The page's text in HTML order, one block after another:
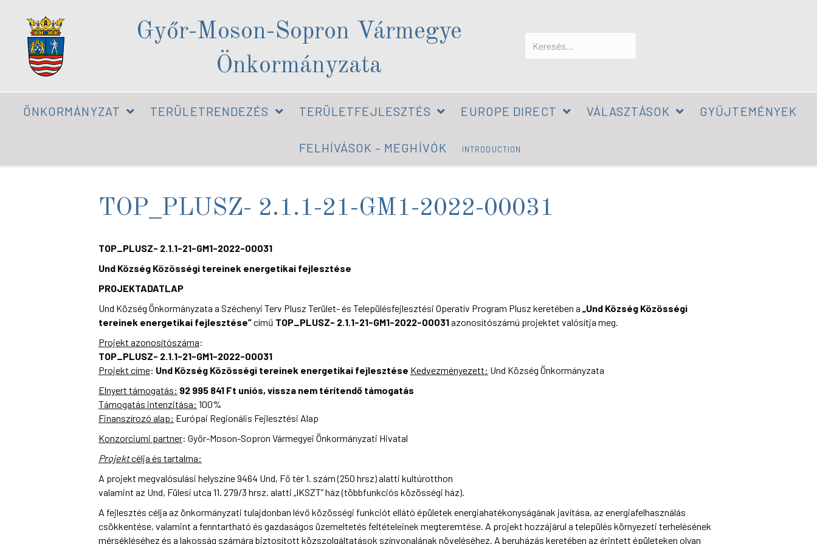
Győr-Moson-Sopron Vármegye
Önkormányzata
ÖNKORMÁNYZAT TERÜLETRENDEZÉS TERÜLETFEJLESZTÉS EUROPE DIRECT VÁLASZTÁSOK GYŰJTEMÉNYEK
FELHÍVÁSOK – MEGHÍVÓK INTRODUCTION
TOP_PLUSZ- 2.1.1-21-GM1-2022-00031
TOP_PLUSZ- 2.1.1-21-GM1-2022-00031
Und Község Közösségi tereinek energetikai fejlesztése
PROJEKTADATLAP
Und Község Önkormányzata a Széchenyi Terv Plusz Terület- és Településfejlesztési Operatív Program Plusz keretében a „Und Község Közösségi
tereinek energetikai fejlesztése”című TOP_PLUSZ- 2.1.1-21-GM1-2022-00031azonosítószámú projektet valósítja meg.
Projekt azonosítószáma:
TOP_PLUSZ- 2.1.1-21-GM1-2022-00031
Projekt címe: Und Község Közösségi tereinek energetikai fejlesztése Kedvezményezett: Und Község Önkormányzata
Elnyert támogatás: 92 995 841 Ft uniós, vissza nem térítendő támogatás
Támogatás intenzitása: 100%
Finanszírozó alap: Európai Regionális Fejlesztési Alap
Konzorciumi partner: Győr-Moson-Sopron Vármegyei Önkormányzati Hivatal
Projektcélja és tartalma:
A projekt megvalósulási helyszíne 9464 Und, Fő tér 1. szám (250 hrsz) alatti kultúrotthon
valamint az Und, Fülesi utca 11. 279/3 hrsz. alatti „IKSZT” ház (többfunkciós közösségi ház).
A fejlesztés célja az önkormányzati tulajdonban lévő közösségi funkciót ellátó épületek energiahatékonyságának javítása, az energiafelhasználás
csökkentése, valamint a fenntartható és gazdaságos üzemeltetés feltételeinek megteremtése. A projekt hozzájárul a település környezeti terhelésének
mérsékléséhez és a lakosság számára biztosított közszolgáltatások színvonalának növeléséhez. A beruházás keretében az érintett épületeken olyan